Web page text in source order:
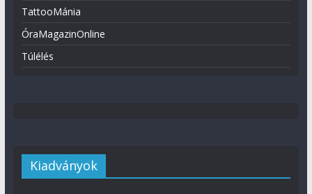
TattooMánia
ÓraMagazinOnline
Túlélés
Kiadványok